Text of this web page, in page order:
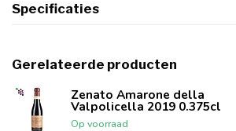
Specificaties
Gerelateerde producten
Zenato Amarone della
Valpolicella 2019 0.375cl
Op voorraad